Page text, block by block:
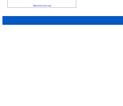
https://www.saiz.co.jp